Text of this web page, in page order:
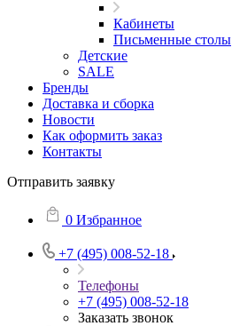
Кабинеты
Письменные столы
Детские
SALE
Бренды
Доставка и сборка
Новости
Как оформить заказ
Контакты
Отправить заявку
0 Избранное
+7 (495) 008-52-18
Телефоны
+7 (495) 008-52-18
Заказать звонок